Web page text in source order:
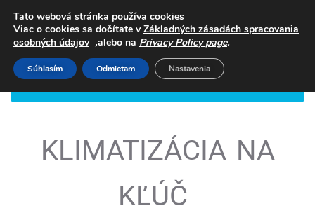
KLIMATIZÁCIA NA
KĽÚČ
Tato webová stránka používa cookies
Viac o cookies sa dočítate vZákladných zásadách spracovania
osobných údajov,alebo na Privacy Policy page.
Súhlasím Odmietam Nastavenia